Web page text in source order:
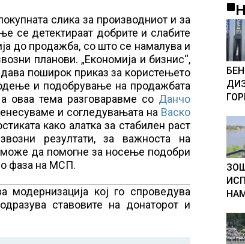
слика за производниот и за
се детектираат добрите и слабите
до продажба, со што се намалува и
планови. „Економија и бизнис“,
поширок приказ за користењето
и подобрување на продажбата
оваа тема разговаравме со Данчо
и согледувањата на Васко
како алатка за стабилен раст
резултати, за важноста на
може да помогне за носење подобри
фаза на МСП.
кој го спроведува
ставовите на донаторот и